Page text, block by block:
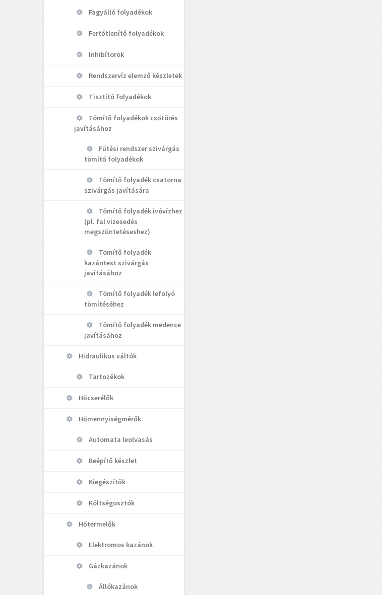
Fagyálló folyadékok
Fertőtlenítő folyadékok
Inhibítorok
Rendszervíz elemző készletek
Tisztító folyadékok
Tömítő folyadékok csőtörés
javításához
Fűtési rendszer szivárgás
tömítő folyadékok
Tömítő folyadék csatorna
szivárgás javítására
Tömítő folyadék ivóvízhez
(pl. fal vizesedés
megszüntetéseshez)
Tömítő folyadék
kazántest szivárgás
javításához
Tömítő folyadék lefolyó
tömítéséhez
Tömítő folyadék medence
javításához
Hidraulikus váltók
Tartozékok
Hőcserélők
Hőmennyiségmérők
Automata leolvasás
Beépítő készlet
Kiegészítők
Költségosztók
Hőtermelők
Elektromos kazánok
Gázkazánok
Állókazánok